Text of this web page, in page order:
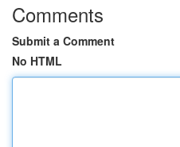
Comments
Submit a Comment
No HTML